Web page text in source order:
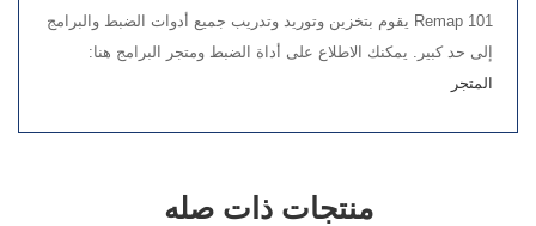
Remap 101 يقوم بتخزين وتوريد وتدريب جميع أدوات الضبط والبرامج
إلى حد كبير. يمكنك الاطلاع على أداة الضبط ومتجر البرامج هنا:
المتجر
منتجات ذات صله